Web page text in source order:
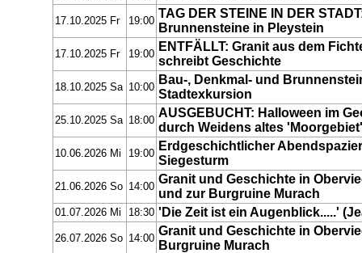
17.10.2025 Fr 19:00
TAG DER STEINE IN DER
Brunnensteine in Pleystein
17.10.2025 Fr 19:00
ENTFÄLLT: Granit aus dem
schreibt Geschichte
18.10.2025 Sa 10:00
Bau-, Denkmal- und
Stadtexkursion
25.10.2025 Sa 18:00
AUSGEBUCHT: Halloween im
durch Weidens altes 'Moorgebiet'
10.06.2026 Mi 19:00
Erdgeschichtlicher
Siegesturm
21.06.2026 So 14:00
Granit und Geschichte in
und zur Burgruine Murach
01.07.2026 Mi 18:30 'Die Zeit ist ein Augenblick.....'
26.07.2026 So 14:00
Granit und Geschichte in
Burgruine Murach